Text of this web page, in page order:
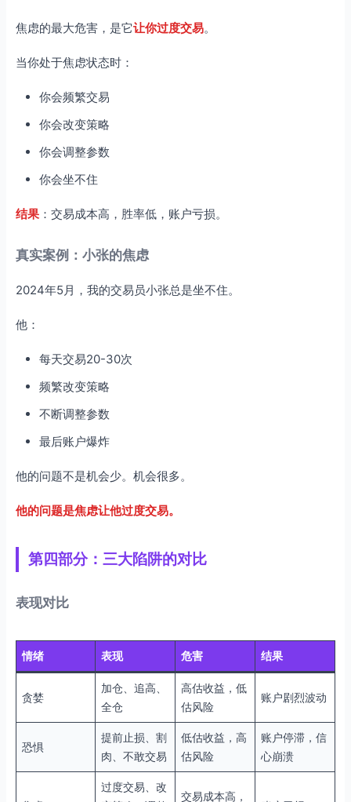
焦虑的最大危害，是它让你过度交易。
当你处于焦虑状态时：
你会频繁交易
你会改变策略
你会调整参数
你会坐不住
结果 ：交易成本高，胜率低，账户亏损。
真实案例：小张的焦虑
2024年5月，我的交易员小张总是坐不住。
他：
每天交易20-30次
频繁改变策略
不断调整参数
最后账户爆炸
他的问题不是机会少。机会很多。
他的问题是焦虑让他过度交易。
第四部分：三大陷阱的对比
表现对比
情绪 表现 危害 结果
贪婪
加仓、追高、
全仓
高估收益，低
估风险
账户剧烈波动
恐惧
提前止损、割
肉、不敢交易
低估收益，高
估风险
账户停滞，信
心崩溃
过度交易、改
交易成本高，